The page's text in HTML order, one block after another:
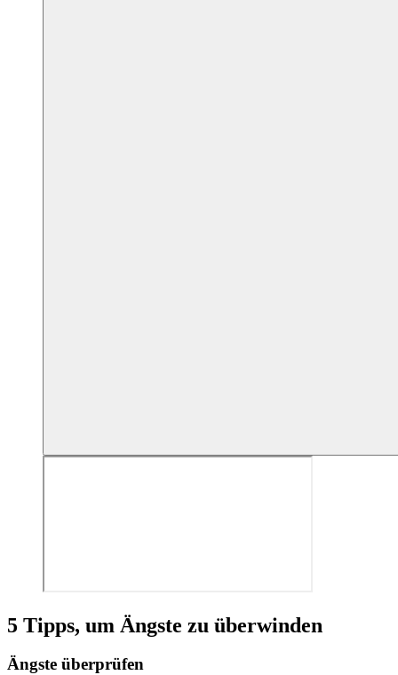
5 Tipps, um Ängste zu überwinden
Ängste überprüfen